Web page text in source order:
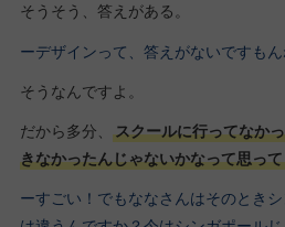
そうそう、答えがある。
ーデザインって、答えがないですもん
そうなんですよ。
だから多分、
スクールに行ってなか
きなかったんじゃないかなって思っ
ーすごい！でもななさんはそのとき